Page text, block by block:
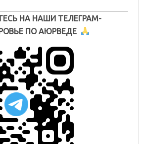
НА НАШИ ТЕЛЕГРАМ-
ПО АЮРВЕДЕ